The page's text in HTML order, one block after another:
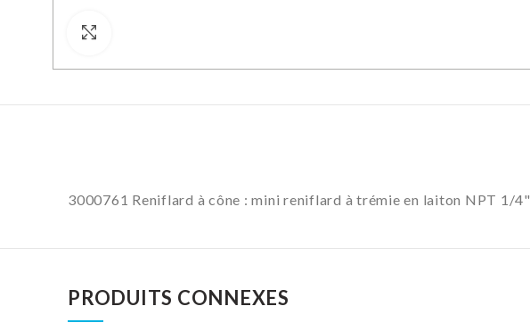
3000761 Reniflard à cône : mini reniflard à trémie en laiton NPT 1/4"
PRODUITS CONNEXES